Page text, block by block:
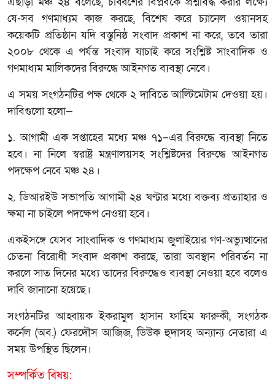
যে-সব গণমাধ্যম কাজ করছে, বিশেষ করে চ্যানেল ওয়ানসহ
কয়েকটি প্রতিষ্ঠান যদি বস্তুনিষ্ঠ সংবাদ প্রকাশ না করে, তবে তারা
২০০৮ থেকে এ পর্যন্ত সংবাদ যাচাই করে সংশ্লিষ্ট সাংবাদিক ও
গণমাধ্যম মালিকদের বিরুদ্ধে আইনগত ব্যবস্থা নেবে।
এ সময় সংগঠনটির পক্ষ থেকে ২ দাবিতে আল্টিমেটাম দেওয়া হয়।
দাবিগুলো হলো—
১. আগামী এক সপ্তাহের মধ্যে মঞ্চ ৭১–এর বিরুদ্ধে ব্যবস্থা নিতে
হবে। না নিলে স্বরাষ্ট্র মন্ত্রণালয়সহ সংশ্লিষ্টদের বিরুদ্ধে আইনগত
পদক্ষেপ নেবে মঞ্চ ২৪।
২. ডিআরইউ সভাপতি আগামী ২৪ ঘণ্টার মধ্যে বক্তব্য প্রত্যাহার ও
ক্ষমা না চাইলে পদক্ষেপ নেওয়া হবে।
একইসঙ্গে যেসব সাংবাদিক ও গণমাধ্যম জুলাইয়ের গণ-অভ্যুত্থানের
চেতনা বিরোধী সংবাদ প্রকাশ করছে, তারা অবস্থান পরিবর্তন না
করলে সাত দিনের মধ্যে তাদের বিরুদ্ধেও ব্যবস্থা নেওয়া হবে বলেও
দাবি জানানো হয়েছে।
সংগঠনটির আহ্বায়ক ইকরামুল হাসান ফাহিম ফারুকী, সংগঠক
কর্নেল (অব.) ফেরদৌস আজিজ, ডিউক হুদাসহ অন্যান্য নেতারা এ
সময় উপস্থিত ছিলেন।
সম্পর্কিত বিষয়: